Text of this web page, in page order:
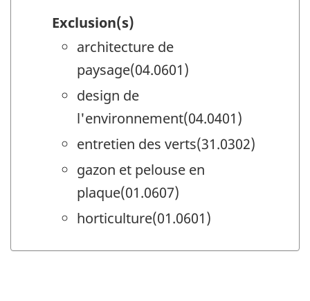
Exclusion(s)
architecture de
paysage(04.0601)
design de
l'environnement(04.0401)
entretien des verts(31.0302)
gazon et pelouse en
plaque(01.0607)
horticulture(01.0601)